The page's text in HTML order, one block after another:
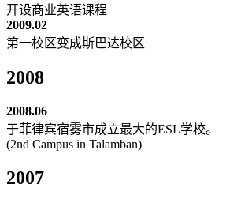
开设商业英语课程
2009.02
第一校区变成斯巴达校区
2008
2008.06
于菲律宾宿雾市成立最大的ESL学校。
(2nd Campus in Talamban)
2007